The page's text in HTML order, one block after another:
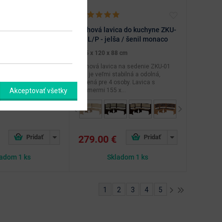
stôl
rozkladací stôl
1 ks
Rohová lavica do kuchyne ZKU-
01 L/P - jelša / šenil monaco
155 x 120 x 88 cm
Rohová lavica na sedenie ZKU-01
L/P je veľmi stabilná a odolná,
určená pre 4 osoby. Lavica s
rozmermi 155 x...
Previous
279.00 €
Skladom 1 ks
1 2 3 4 5
Akceptovať všetky